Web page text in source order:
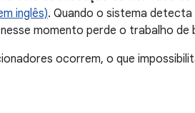
inglês). Quando o sistema detecta
momento perde o trabalho de
ocorrem, o que